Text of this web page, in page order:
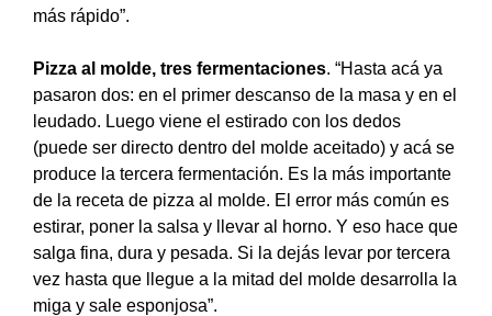
más rápido”.
Pizza al molde, tres fermentaciones. “Hasta acá ya
pasaron dos: en el primer descanso de la masa y en el
leudado. Luego viene el estirado con los dedos
(puede ser directo dentro del molde aceitado) y acá se
produce la tercera fermentación. Es la más importante
de la receta de pizza al molde. El error más común es
estirar, poner la salsa y llevar al horno. Y eso hace que
salga fina, dura y pesada. Si la dejás levar por tercera
vez hasta que llegue a la mitad del molde desarrolla la
miga y sale esponjosa”.